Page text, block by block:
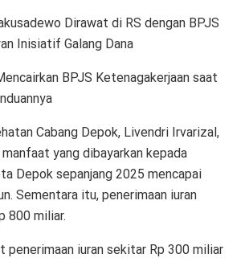
Dirawat di RS dengan BPJS
Inisiatif Galang Dana
BPJS Ketenagakerjaan saat
Cabang Depok, Livendri Irvarizal,
yang dibayarkan kepada
Depok sepanjang 2025 mencapai
Sementara itu, penerimaan iuran
800 miliar.
penerimaan iuran sekitar Rp 300 miliar